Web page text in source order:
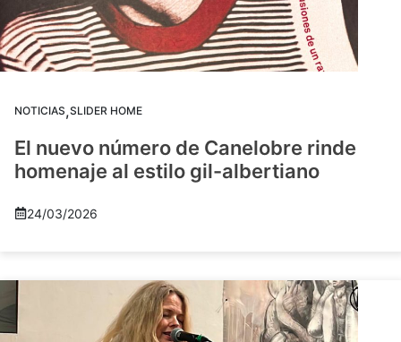
NOTICIAS,SLIDER HOME
El nuevo número de Canelobre rinde
homenaje al estilo gil-albertiano
24/03/2026